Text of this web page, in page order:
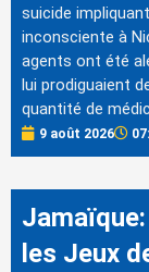
suicide
inconsciente à
agents ont été
lui prodiguaient
quantité de
9 août 2026
les Jeux